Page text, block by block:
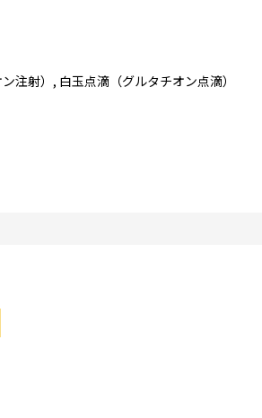
注射）, 白玉点滴（グルタチオン点滴）